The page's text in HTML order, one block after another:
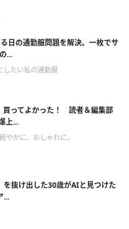
る日の通勤服問題を解決。一枚でサ
...
したい私の通勤服
買ってよかった！ 読者＆編集部
上...
やかに、おしゃれに。
を抜け出した30歳がAIと見つけた
...